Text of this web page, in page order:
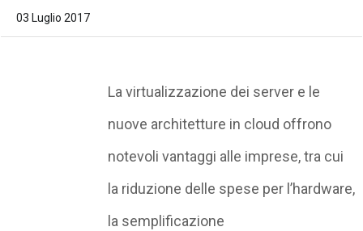
03 Luglio 2017
La virtualizzazione dei server e le
nuove architetture in cloud offrono
notevoli vantaggi alle imprese, tra cui
la riduzione delle spese per l’hardware,
la semplificazione